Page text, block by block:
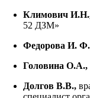
Климович
52 ДЗМ»
Федорова И.
Головина О.А., ​​​​​​​
Долгов В.В.,​​​​​​​